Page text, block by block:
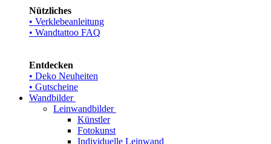
Nützliches
• Verklebeanleitung
• Wandtattoo FAQ
Entdecken
• Deko Neuheiten
• Gutscheine
Wandbilder
Leinwandbilder
Künstler
Fotokunst
Individuelle Leinwand